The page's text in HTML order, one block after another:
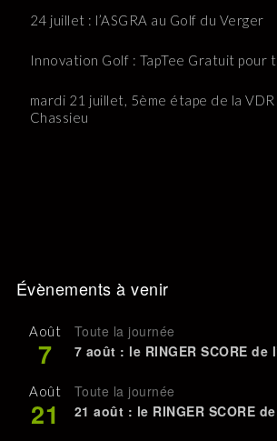
24 juillet : l’ASGRA au Golf du Verger
Innovation Golf : TapTee Gratuit pour
mardi 21 juillet, 5ème étape de la
Chassieu
Évènements à venir
Août
7
Toute la journée
7 août : le RINGER SCORE de
Août
21
Toute la journée
21 août : le RINGER SCORE